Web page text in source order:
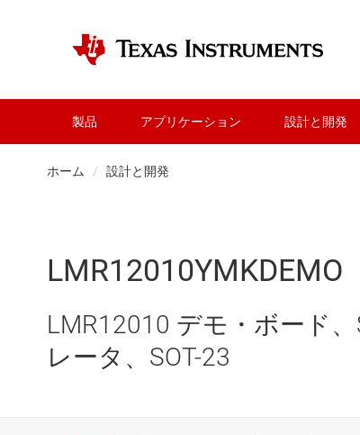
製品 アプリケーション 設計と開発
ホーム 設計と開発
LMR12010YMKDEMO
LMR12010 デモ・ボード、
レータ、SOT-23